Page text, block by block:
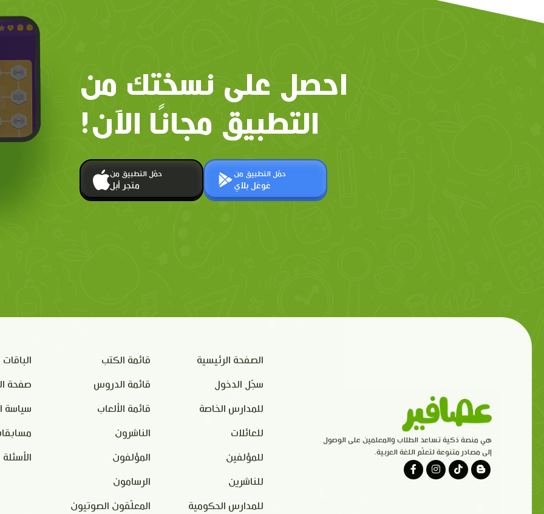
احصل على نسختك من
التطبيق مجانًا الآن!
حمّل التطبيق من
متجر أبل
حمّل التطبيق من
غوغل بلاي
هي منصة ذكية تساعد الطلاب والمعلمين على الوصول
إلى مصادر متنوعة لتعلّم اللغة العربية.
الصفحة الرئيسية
سجّل الدخول
للمدارس الخاصة
للعائلات
للمؤلفين
للناشرين
للمدارس الحكومية
قائمة الكتب
قائمة الدروس
قائمة الألعاب
الناشرون
المؤلفون
الرسامون
المعلّقون الصوتيون
الباقات
صفحة
سياسة